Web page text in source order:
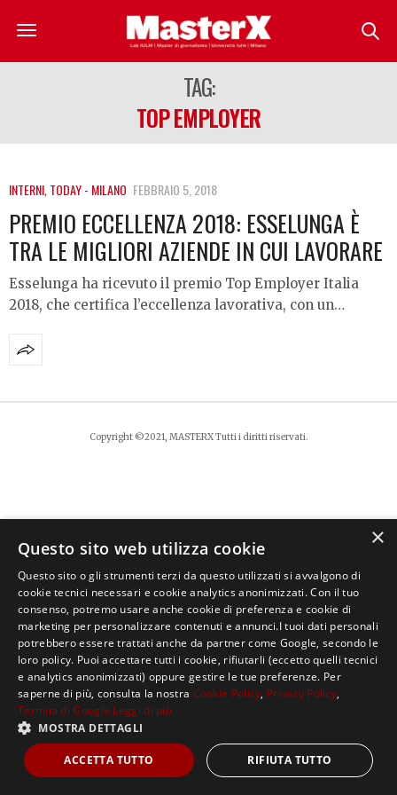
TAG:
TOP EMPLOYER
INTERNI,TODAY - MILANO FEBBRAIO 5, 2018
PREMIO ECCELLENZA 2018: ESSELUNGA È
TRA LE MIGLIORI AZIENDE IN CUI LAVORARE
Esselunga ha ricevuto il premio Top Employer Italia
2018, che certifica l’eccellenza lavorativa, con un…
Copyright ©2021, MASTERX Tutti i diritti riservati.
×
Questo sito web utilizza cookie
Questo sito o gli strumenti terzi da questo utilizzati si avvalgono di
cookie tecnici necessari e cookie analytics anonimizzati. Con il tuo
consenso, potremo usare anche cookie di preferenza e cookie di
marketing per personalizzare contenuti e annunci.I tuoi dati personali
potrebbero essere trattati anche da partner come Google, secondo le
loro policy. Puoi accettare tutti i cookie, rifiutarli (eccetto quelli tecnici
e analytics anonimizzati) oppure gestire le tue preferenze. Per
saperne di più, consulta la nostra Cookie Policy, Privacy Policy,
Termini di Google Leggi di più
MOSTRA DETTAGLI
ACCETTA TUTTO RIFIUTA TUTTO